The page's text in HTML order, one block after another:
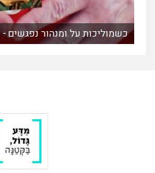
כשמוליכות על ומנהור נפגשים - חלק 2